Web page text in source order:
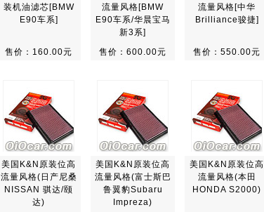
装机油滤芯[BMW
E90车系]
售价：160.00元
流量风格[BMW
E90车系/华晨宝马
新3系]
售价：600.00元
流量风格[中华
Brilliance骏捷]
售价：550.00元
美国K&N原装位高
流量风格(日产尼桑
NISSAN 骐达/颐
达)
美国K&N原装位高
流量风格(富士斯巴
鲁翼豹Subaru
Impreza)
美国K&N原装位高
流量风格(本田
HONDA S2000)